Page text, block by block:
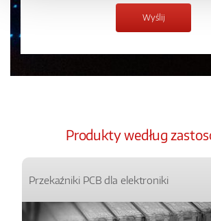
Produkty według
Przekaźniki PCB dla elektroniki